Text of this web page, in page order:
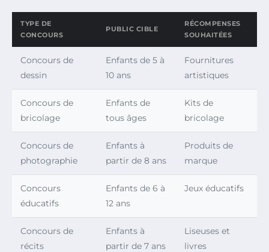
TYPE DE
CONCOURS
PUBLIC CIBLE
RÉCOMPENSES
SOUHAITÉES
Concours de
dessin
Enfants de 5 à
10 ans
Fournitures
artistiques
Concours de
bricolage
Enfants de
tous âges
Kits de
bricolage
Concours de
photographie
Enfants à
partir de 8 ans
Produits de
marque
Concours
éducatifs
Enfants de 6 à
12 ans
Jeux éducatifs
Concours de
récits
Enfants à
partir de 7 ans
Liseuses et
livres